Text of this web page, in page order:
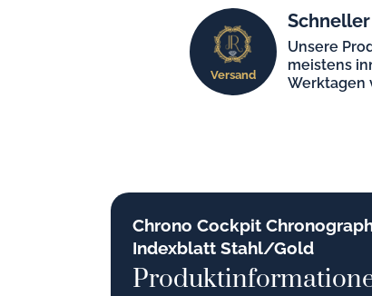
Versand
Unsere
meistens
Werktagen
Chrono Cockpit
Indexblatt Stahl/Gold